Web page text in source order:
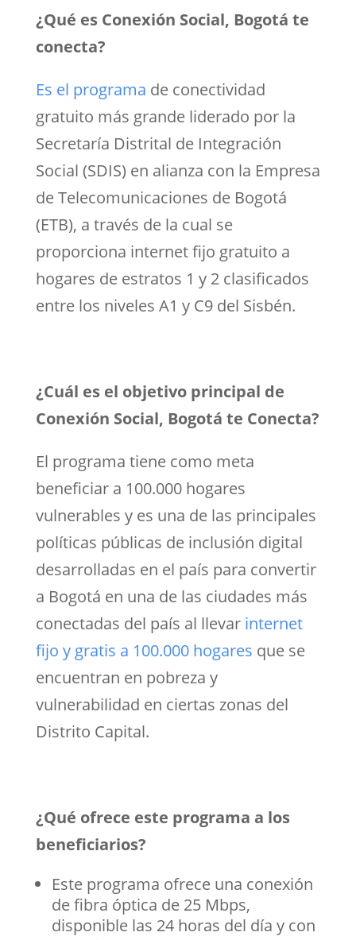
¿Qué es Conexión Social, Bogotá te
conecta?
Es el programa de conectividad
gratuito más grande liderado por la
Secretaría Distrital de Integración
Social (SDIS) en alianza con la Empresa
de Telecomunicaciones de Bogotá
(ETB), a través de la cual se
proporciona internet fijo gratuito a
hogares de estratos 1 y 2 clasificados
entre los niveles A1 y C9 del Sisbén.
¿Cuál es el objetivo principal de
Conexión Social, Bogotá te Conecta?
El programa tiene como meta
beneficiar a 100.000 hogares
vulnerables y es una de las principales
políticas públicas de inclusión digital
desarrolladas en el país para convertir
a Bogotá en una de las ciudades más
conectadas del país al llevar internet
fijo y gratis a 100.000 hogares que se
encuentran en pobreza y
vulnerabilidad en ciertas zonas del
Distrito Capital.
¿Qué ofrece este programa a los
beneficiarios?
Este programa ofrece una conexión
de fibra óptica de 25 Mbps,
disponible las 24 horas del día y con